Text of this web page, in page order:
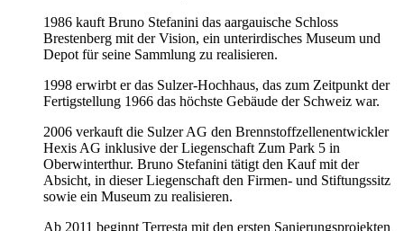
1986 kauft Bruno Stefanini das aargauische Schloss
Brestenberg mit der Vision, ein unterirdisches Museum und
Depot für seine Sammlung zu realisieren.
1998 erwirbt er das Sulzer-Hochhaus, das zum Zeitpunkt der
Fertigstellung 1966 das höchste Gebäude der Schweiz war.
2006 verkauft die Sulzer AG den Brennstoffzellenentwickler
Hexis AG inklusive der Liegenschaft Zum Park 5 in
Oberwinterthur. Bruno Stefanini tätigt den Kauf mit der
Absicht, in dieser Liegenschaft den Firmen- und Stiftungssitz
sowie ein Museum zu realisieren.
Ab 2011 beginnt Terresta mit den ersten Sanierungsprojekten